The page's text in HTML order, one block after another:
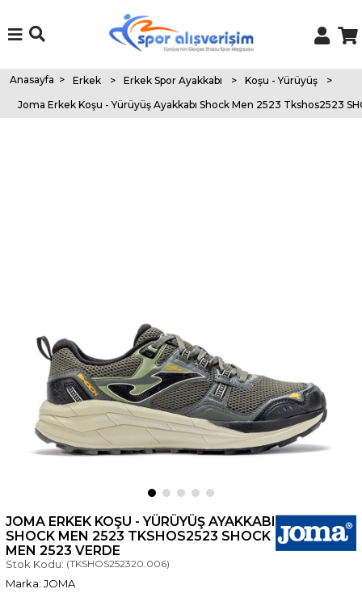
Anasayfa > Erkek > Erkek Spor Ayakkabı > Koşu - Yürüyüş
>
Joma Erkek Koşu - Yürüyüş Ayakkabı Shock Men 2523 Tkshos2523
JOMA ERKEK KOŞU - YÜRÜYÜŞ AYAKKABI
SHOCK MEN 2523 TKSHOS2523 SHOCK
MEN 2523 VERDE
Stok Kodu: (TKSHOS252320.006)
JOMA